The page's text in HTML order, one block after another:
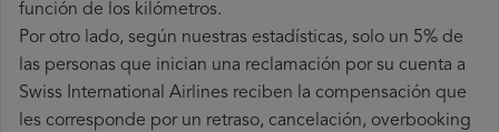
función de los kilómetros.
Por otro lado, según nuestras estadísticas, solo un 5% de
las personas que inician una reclamación por su cuenta a
Swiss International Airlines reciben la compensación que
les corresponde por un retraso, cancelación, overbooking